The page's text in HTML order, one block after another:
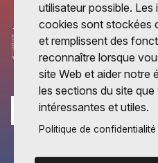
utilisateur possible.
cookies sont stockées
et remplissent des
reconnaître lorsque
site Web et aider notre
les sections du site
intéressantes et utiles.
Politique de confidentialité